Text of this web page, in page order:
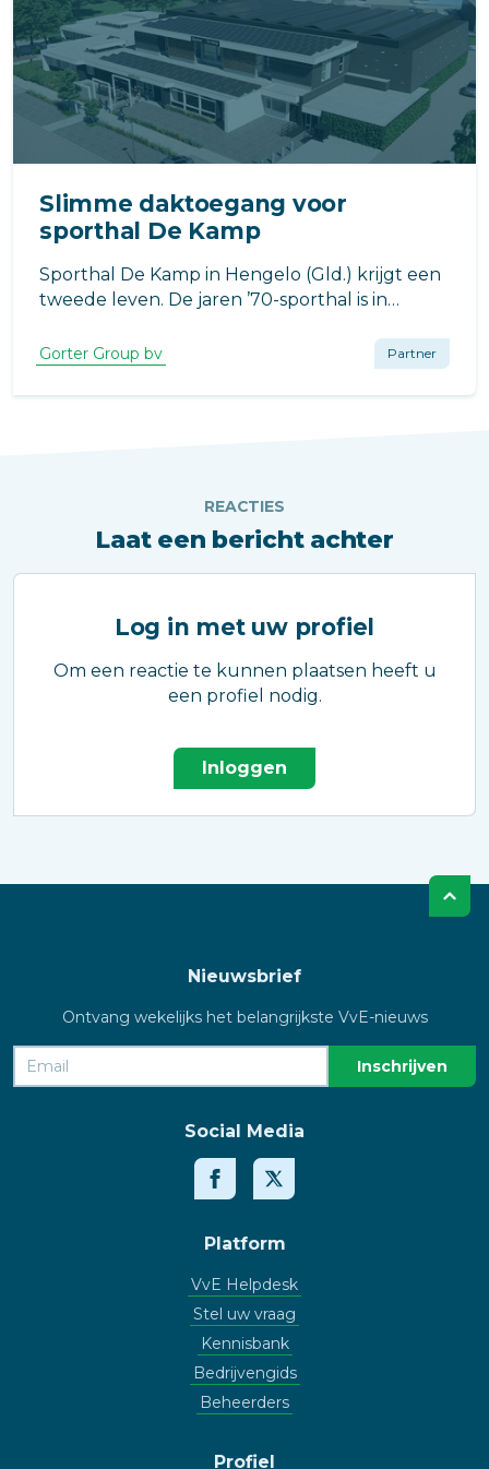
Slimme daktoegang voor
sporthal De Kamp
Sporthal De Kamp in Hengelo (Gld.) krijgt een
tweede leven. De jaren ’70-sporthal is in
grondig verduurzaamd, met een nieuwe
installatieopzet, verbeterde isolatie én een
toekomstbestendige energievoorziening.
Gorter Group bv Partner
REACTIES
Laat een bericht achter
Log in met uw profiel
Om een reactie te kunnen plaatsen heeft u
een profiel nodig.
Inloggen
Nieuwsbrief
Ontvang wekelijks het belangrijkste VvE-nieuws
Social Media
Platform
VvE Helpdesk
Stel uw vraag
Kennisbank
Bedrijvengids
Beheerders
Profiel